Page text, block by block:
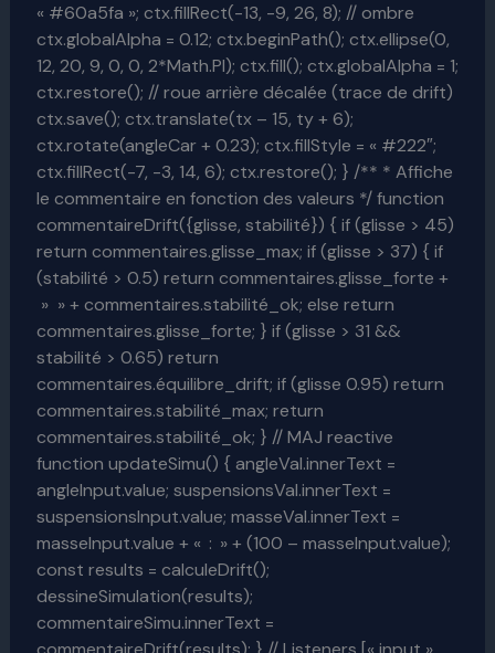
« #60a5fa »; ctx.fillRect(-13, -9, 26, 8); // ombre
ctx.globalAlpha = 0.12; ctx.beginPath(); ctx.ellipse(0,
12, 20, 9, 0, 0, 2*Math.PI); ctx.fill(); ctx.globalAlpha = 1;
ctx.restore(); // roue arrière décalée (trace de drift)
ctx.save(); ctx.translate(tx – 15, ty + 6);
ctx.rotate(angleCar + 0.23); ctx.fillStyle = « #222″;
ctx.fillRect(-7, -3, 14, 6); ctx.restore(); } /** * Affiche
le commentaire en fonction des valeurs */ function
commentaireDrift({glisse, stabilité}) { if (glisse > 45)
return commentaires.glisse_max; if (glisse > 37) { if
(stabilité > 0.5) return commentaires.glisse_forte +
» » + commentaires.stabilité_ok; else return
commentaires.glisse_forte; } if (glisse > 31 &&
stabilité > 0.65) return
commentaires.équilibre_drift; if (glisse 0.95) return
commentaires.stabilité_max; return
commentaires.stabilité_ok; } // MAJ reactive
function updateSimu() { angleVal.innerText =
angleInput.value; suspensionsVal.innerText =
suspensionsInput.value; masseVal.innerText =
masseInput.value + « : » + (100 – masseInput.value);
const results = calculeDrift();
dessineSimulation(results);
commentaireSimu.innerText =